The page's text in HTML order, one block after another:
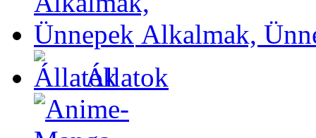
Alkalmak,
Állatok